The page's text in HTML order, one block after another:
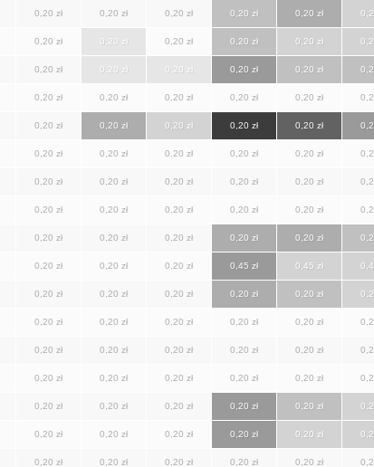
0,20 zł 0,20 zł 0,20 zł 0,20 zł 0,20 zł
0,20 zł 0,20 zł 0,20 zł 0,20 zł 0,20 zł
0,20 zł 0,20 zł 0,20 zł 0,20 zł 0,20 zł
0,20 zł 0,20 zł 0,20 zł 0,20 zł 0,20 zł
0,20 zł 0,20 zł 0,20 zł 0,20 zł 0,20 zł
0,20 zł 0,20 zł 0,20 zł 0,20 zł 0,20 zł
0,20 zł 0,20 zł 0,20 zł 0,20 zł 0,20 zł
0,20 zł 0,20 zł 0,20 zł 0,20 zł 0,20 zł
0,20 zł 0,20 zł 0,20 zł 0,20 zł 0,20 zł
0,20 zł 0,20 zł 0,20 zł 0,45 zł 0,45 zł
0,20 zł 0,20 zł 0,20 zł 0,20 zł 0,20 zł
0,20 zł 0,20 zł 0,20 zł 0,20 zł 0,20 zł
0,20 zł 0,20 zł 0,20 zł 0,20 zł 0,20 zł
0,20 zł 0,20 zł 0,20 zł 0,20 zł 0,20 zł
0,20 zł 0,20 zł 0,20 zł 0,20 zł 0,20 zł
0,20 zł 0,20 zł 0,20 zł 0,20 zł 0,20 zł
0,20 zł 0,20 zł 0,20 zł 0,20 zł 0,20 zł